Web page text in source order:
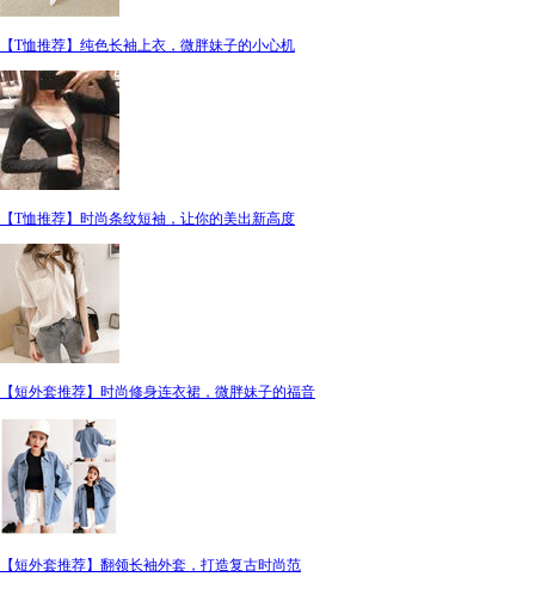
【T恤推荐】纯色长袖上衣，微胖妹子的小心机
【T恤推荐】时尚条纹短袖，让你的美出新高度
【短外套推荐】时尚修身连衣裙，微胖妹子的福音
【短外套推荐】翻领长袖外套，打造复古时尚范